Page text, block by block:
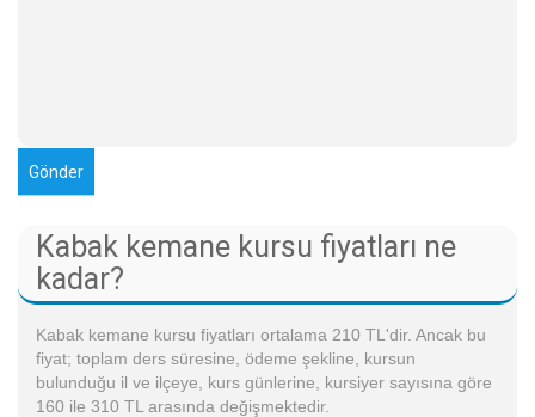
Kabak kemane kursu fiyatları ne
kadar?
Kabak kemane kursu fiyatları ortalama 210 TL'dir. Ancak bu
fiyat; toplam ders süresine, ödeme şekline, kursun
bulunduğu il ve ilçeye, kurs günlerine, kursiyer sayısına göre
160 ile 310 TL arasında değişmektedir.